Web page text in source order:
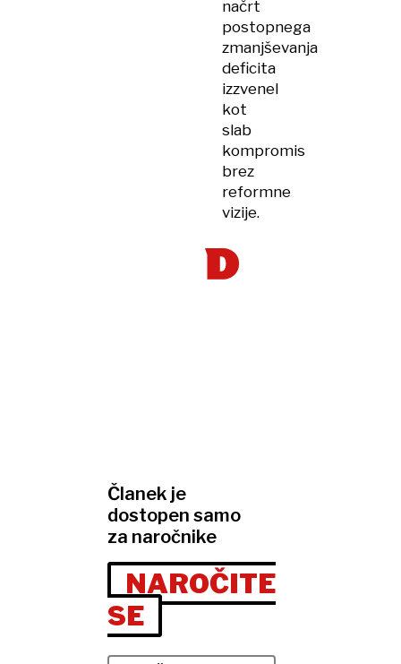
načrt
postopnega
zmanjševanja
deficita
izzvenel
kot
slab
kompromis
brez
reformne
vizije.
Članek je
dostopen samo
za naročnike
NAROČITE
SE